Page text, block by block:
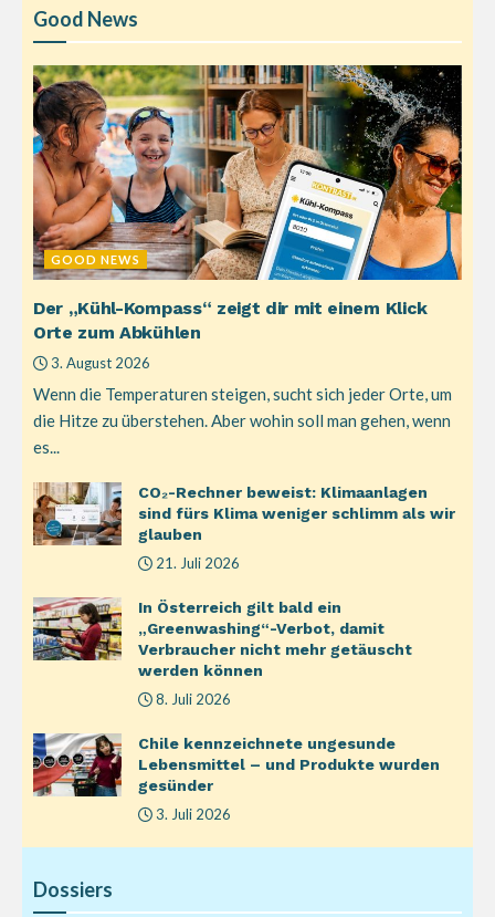
Good News
GOOD NEWS
Der „Kühl-Kompass“ zeigt dir mit einem Klick
Orte zum Abkühlen
3. August 2026
Wenn die Temperaturen steigen, sucht sich jeder Orte, um
die Hitze zu überstehen. Aber wohin soll man gehen, wenn
es...
CO₂-Rechner beweist: Klimaanlagen
sind fürs Klima weniger schlimm als wir
glauben
21. Juli 2026
In Österreich gilt bald ein
„Greenwashing“-Verbot, damit
Verbraucher nicht mehr getäuscht
werden können
8. Juli 2026
Chile kennzeichnete ungesunde
Lebensmittel – und Produkte wurden
gesünder
3. Juli 2026
Dossiers